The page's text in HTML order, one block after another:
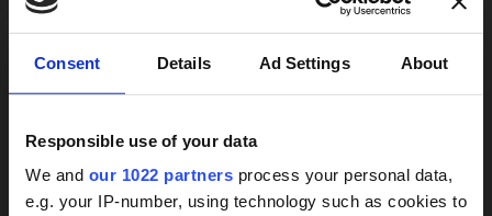
Consent Details Ad Settings About
Responsible use of your data
We and our 1022 partners process your personal data,
e.g. your IP-number, using technology such as cookies to
Weitere Services